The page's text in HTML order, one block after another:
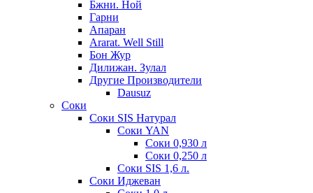
Бжни. Ной
Гарни
Апаран
Ararat. Well Still
Бон Жур
Дилижан. Зулал
Другие Производители
Dausuz
Соки
Соки SIS Натурал
Соки YAN
Соки 0,930 л
Соки 0,250 л
Соки SIS 1,6 л.
Соки Иджеван